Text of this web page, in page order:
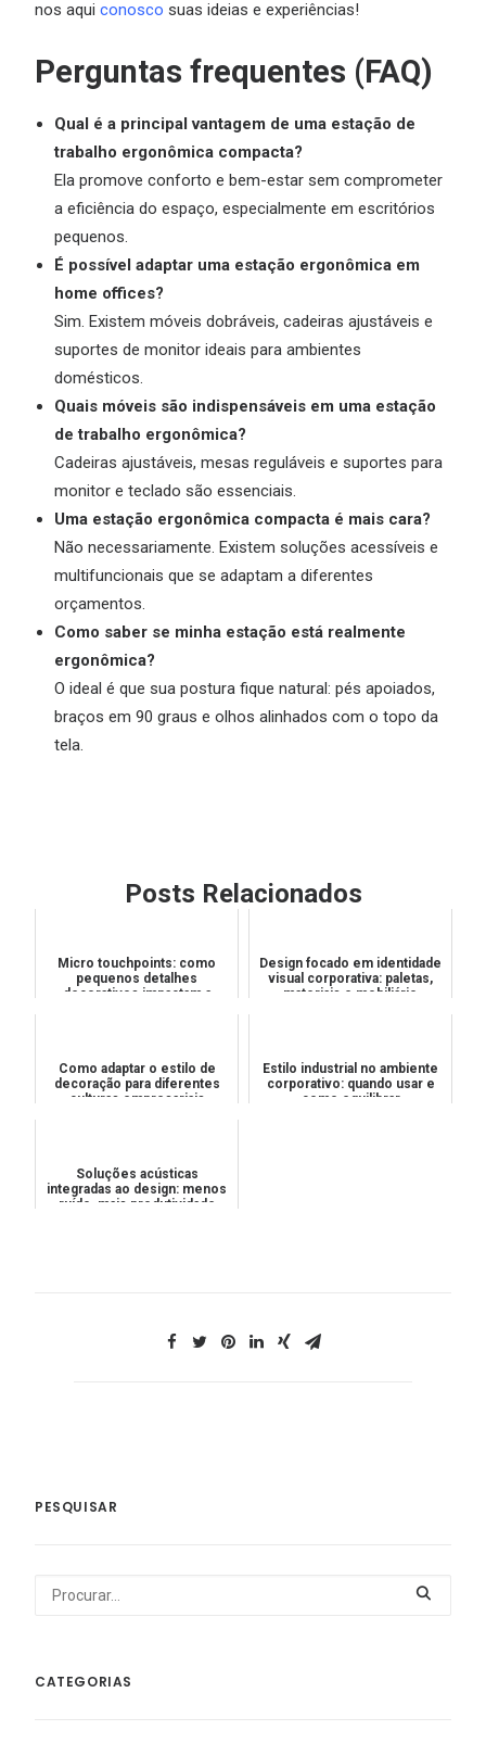
nos aqui conosco suas ideias e experiências!
Perguntas frequentes (FAQ)
Qual é a principal vantagem de uma estação de
trabalho ergonômica compacta?
Ela promove conforto e bem-estar sem comprometer
a eficiência do espaço, especialmente em escritórios
pequenos.
É possível adaptar uma estação ergonômica em
home offices?
Sim. Existem móveis dobráveis, cadeiras ajustáveis e
suportes de monitor ideais para ambientes
domésticos.
Quais móveis são indispensáveis em uma estação
de trabalho ergonômica?
Cadeiras ajustáveis, mesas reguláveis e suportes para
monitor e teclado são essenciais.
Uma estação ergonômica compacta é mais cara?
Não necessariamente. Existem soluções acessíveis e
multifuncionais que se adaptam a diferentes
orçamentos.
Como saber se minha estação está realmente
ergonômica?
O ideal é que sua postura fique natural: pés apoiados,
braços em 90 graus e olhos alinhados com o topo da
tela.
Posts Relacionados
Micro touchpoints: como
pequenos detalhes
decorativos impactam a
Design focado em identidade
visual corporativa: paletas,
materiais e mobiliário
Como adaptar o estilo de
decoração para diferentes
culturas empresariais
Estilo industrial no ambiente
corporativo: quando usar e
como equilibrar
Soluções acústicas
integradas ao design: menos
ruído, mais produtividade
PESQUISAR
CATEGORIAS